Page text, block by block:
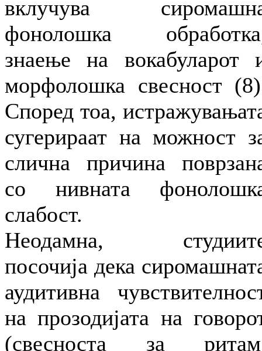
вклучува
фонолошка
знаење на вокабуларот
морфолошка свесност
Според тоа,
сугерираат на можност
слична причина
со нивната
слабост.
Неодамна,
посочија дека
аудитивна
на прозодијата на
(свесноста за